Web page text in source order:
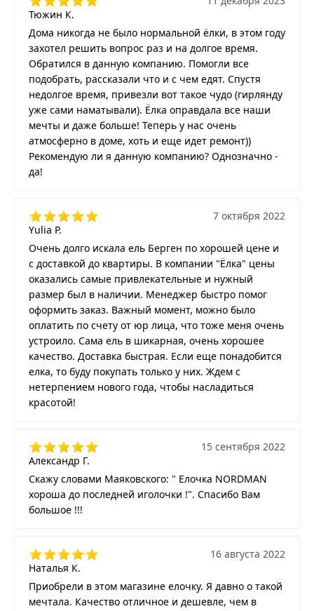
Тюжин К.
Дома никогда не было нормальной ёлки, в этом году
захотел решить вопрос раз и на долгое время.
Обратился в данную компанию. Помогли все
подобрать, рассказали что и с чем едят. Спустя
недолгое время, привезли вот такое чудо (гирлянду
уже сами наматывали). Ёлка оправдала все наши
мечты и даже больше! Теперь у нас очень
атмосферно в доме, хоть и еще идет ремонт))
Рекомендую ли я данную компанию? Однозначно -
да!
Yulia P.
7 октября 2022
Очень долго искала ель Берген по хорошей цене и
с доставкой до квартиры. В компании "Ёлка" цены
оказались самые привлекательные и нужный
размер был в наличии. Менеджер быстро помог
оформить заказ. Важный момент, можно было
оплатить по счету от юр лица, что тоже меня очень
устроило. Сама ель в шикарная, очень хорошее
качество. Доставка быстрая. Если еще понадобится
елка, то буду покупать только у них. Ждем с
нетерпением нового года, чтобы насладиться
красотой!
Александр Г.
15 сентября 2022
Скажу словами Маяковского: " Елочка NORDMAN
хороша до последней иголочки !". Спасибо Вам
большое !!!
Наталья К.
16 августа 2022
Приобрели в этом магазине елочку. Я давно о такой
мечтала. Качество отличное и дешевле, чем в